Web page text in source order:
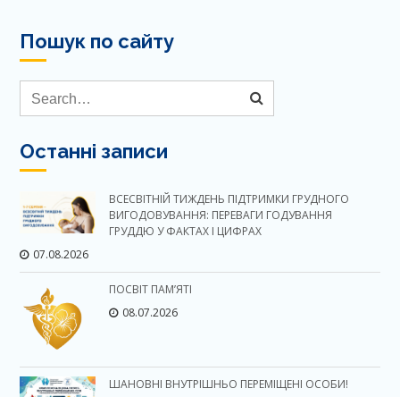
Пошук по сайту
Останні записи
ВСЕСВІТНІЙ ТИЖДЕНЬ ПІДТРИМКИ ГРУДНОГО
ВИГОДОВУВАННЯ: ПЕРЕВАГИ ГОДУВАННЯ
ГРУДДЮ У ФАКТАХ І ЦИФРАХ
07.08.2026
ПОСВІТ ПАМ’ЯТІ
08.07.2026
ШАНОВНІ ВНУТРІШНЬО ПЕРЕМІЩЕНІ ОСОБИ!